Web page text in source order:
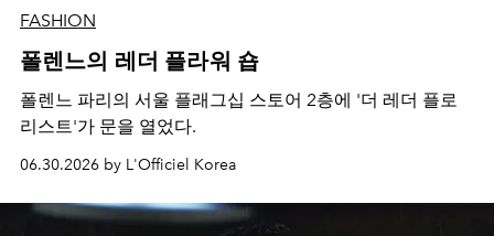
FASHION
폴렌느의 레더 플라워 숍
폴렌느 파리의 서울 플래그십 스토어 2층에 '더 레더 플로
리스트'가 문을 열었다.
06.30.2026 by L'Officiel Korea